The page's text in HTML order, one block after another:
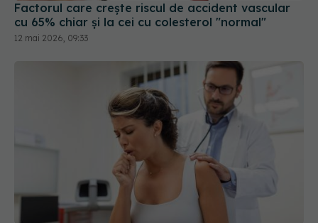
Factorul care crește riscul de accident vascular
cu 65% chiar și la cei cu colesterol "normal"
12 mai 2026, 09:33